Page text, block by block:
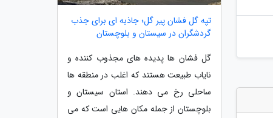
تپه گل فشان پیر گل؛ جاذبه ای برای جذب
گردشگران در سیستان و بلوچستان
گل فشان ها پدیده های مجذوب کننده و
نایاب طبیعت هستند که اغلب در منطقه ها
ساحلی رخ می دهند. استان سیستان و
بلوچستان از جمله مکان هایی است که می